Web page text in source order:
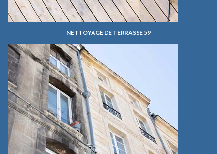
NETTOYAGE DE TERRASSE 59